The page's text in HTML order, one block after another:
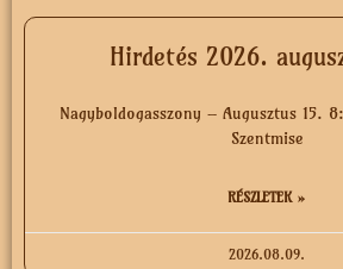
Hirdetés 2026.
Nagyboldogasszony – Augusztus 15.
Szentmise
RÉSZLETEK »
2026.08.09.